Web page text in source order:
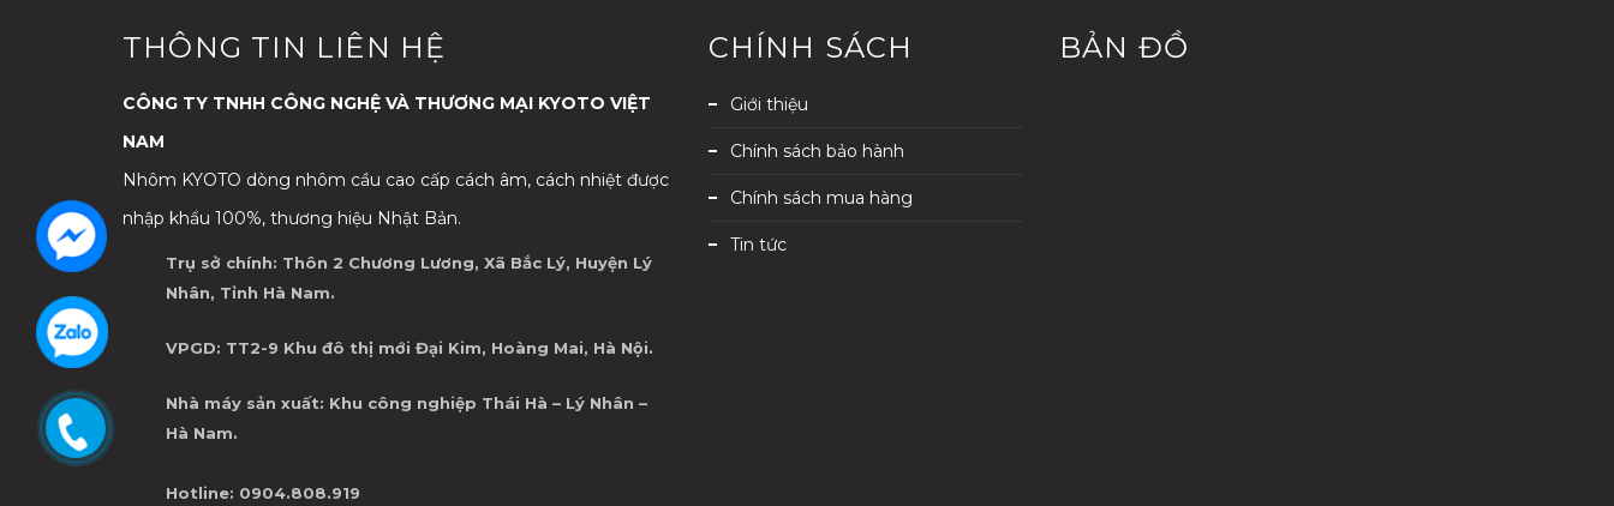
THÔNG TIN LIÊN HỆ
CÔNG TY TNHH CÔNG NGHỆ VÀ THƯƠNG MẠI KYOTO VIỆT
NAM
Nhôm KYOTO dòng nhôm cầu cao cấp cách âm, cách nhiệt được
nhập khẩu 100%, thương hiệu Nhật Bản.
Trụ sở chính: Thôn 2 Chương Lương, Xã Bắc Lý, Huyện Lý
Nhân, Tỉnh Hà Nam.
VPGD: TT2-9 Khu đô thị mới Đại Kim, Hoàng Mai, Hà Nội.
Nhà máy sản xuất: Khu công nghiệp Thái Hà – Lý Nhân –
Hà Nam.
Hotline: 0904.808.919
CHÍNH SÁCH
Giới thiệu
Chính sách bảo hành
Chính sách mua hàng
Tin tức
BẢN ĐỒ